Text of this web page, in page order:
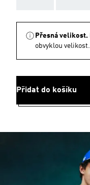
Přesná velikost.
obvyklou velikost.
Přidat do košíku